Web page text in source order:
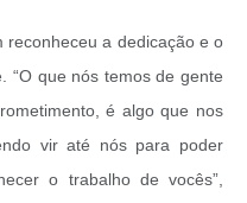
reconheceu a dedicação e o
“O que nós temos de gente
é algo que nos
vir até nós para poder
o trabalho de vocês”,